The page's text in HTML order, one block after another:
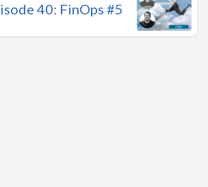
40: FinOps #5